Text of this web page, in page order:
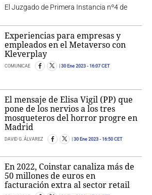
El Juzgado de Primera Instancia nº4 de
Experiencias para empresas y
empleados en el Metaverso con
Kleverplay
COMUNICAE 30 Ene 2023 - 16:07 CET
El mensaje de Elisa Vigil (PP) que
pone de los nervios a los tres
mosqueteros del horror progre en
Madrid
DAVID G. ÁLVAREZ 30 Ene 2023 - 16:50 CET
En 2022, Coinstar canaliza más de
50 millones de euros en
facturación extra al sector retail